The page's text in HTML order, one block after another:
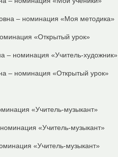
– номинация «Моя методика»
«Открытый урок»
– номинация «Учитель-художник»
– номинация «Открытый урок»
«Учитель-музыкант»
«Учитель-музыкант»
«Учитель-музыкант»